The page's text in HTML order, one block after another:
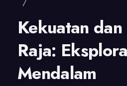
Kekuatan
Raja:
Mendalam